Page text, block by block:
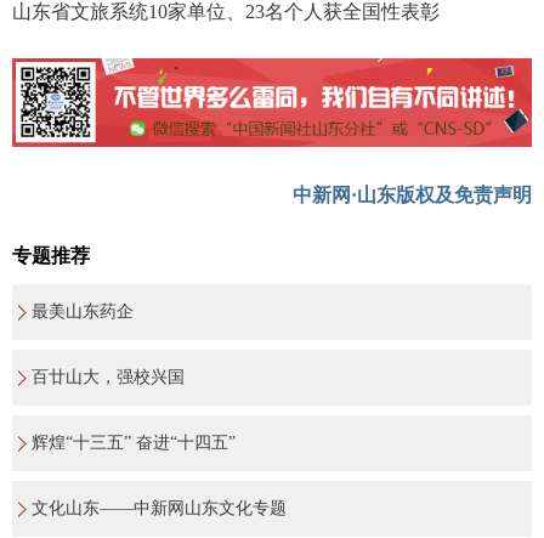
山东省文旅系统10家单位、23名个人获全国性表彰
中新网·山东版权及免责声明
专题推荐
最美山东药企
百廿山大，强校兴国
辉煌“十三五” 奋进“十四五”
文化山东——中新网山东文化专题